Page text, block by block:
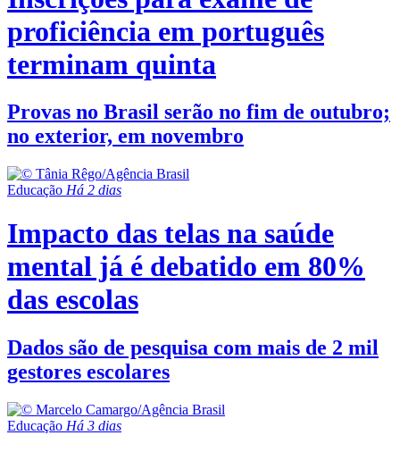
proficiência em português
terminam quinta
Provas no Brasil serão no fim de outubro;
no exterior, em novembro
Educação Há 2 dias
Impacto das telas na saúde
mental já é debatido em 80%
das escolas
Dados são de pesquisa com mais de 2 mil
gestores escolares
Educação Há 3 dias